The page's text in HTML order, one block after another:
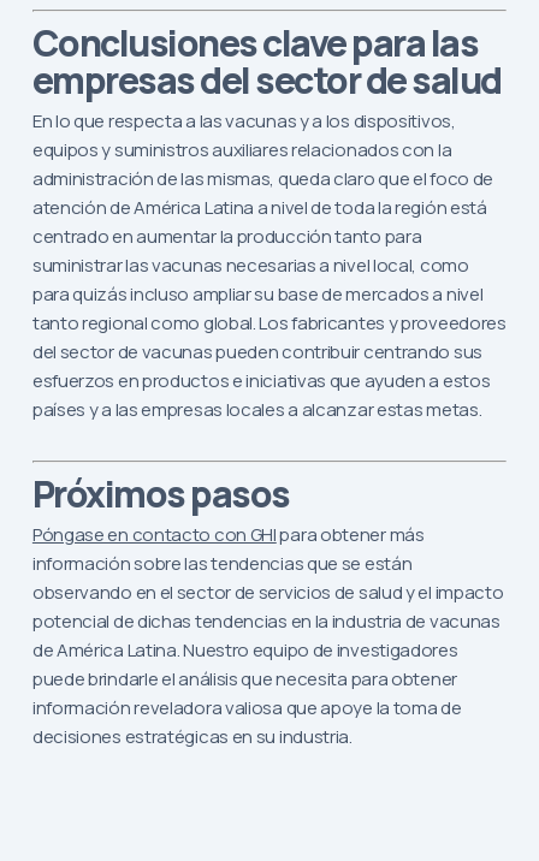
Conclusiones clave para las
empresas del sector de salud
En lo que respecta a las vacunas y a los dispositivos,
equipos y suministros auxiliares relacionados con la
administración de las mismas, queda claro que el foco de
atención de América Latina a nivel de toda la región está
centrado en aumentar la producción tanto para
suministrar las vacunas necesarias a nivel local, como
para quizás incluso ampliar su base de mercados a nivel
tanto regional como global. Los fabricantes y proveedores
del sector de vacunas pueden contribuir centrando sus
esfuerzos en productos e iniciativas que ayuden a estos
países y a las empresas locales a alcanzar estas metas.
Próximos pasos
Póngase en contacto con GHIpara obtener más
información sobre las tendencias que se están
observando en el sector de servicios de salud y el impacto
potencial de dichas tendencias en la industria de vacunas
de América Latina. Nuestro equipo de investigadores
puede brindarle el análisis que necesita para obtener
información reveladora valiosa que apoye la toma de
decisiones estratégicas en su industria.